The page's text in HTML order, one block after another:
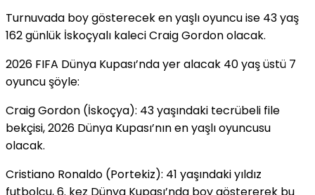
Turnuvada boy gösterecek en yaşlı oyuncu ise 43 yaş
162 günlük İskoçyalı kaleci Craig Gordon olacak.
2026 FIFA Dünya Kupası’nda yer alacak 40 yaş üstü 7
oyuncu şöyle:
Craig Gordon (İskoçya): 43 yaşındaki tecrübeli file
bekçisi, 2026 Dünya Kupası’nın en yaşlı oyuncusu
olacak.
Cristiano Ronaldo (Portekiz): 41 yaşındaki yıldız